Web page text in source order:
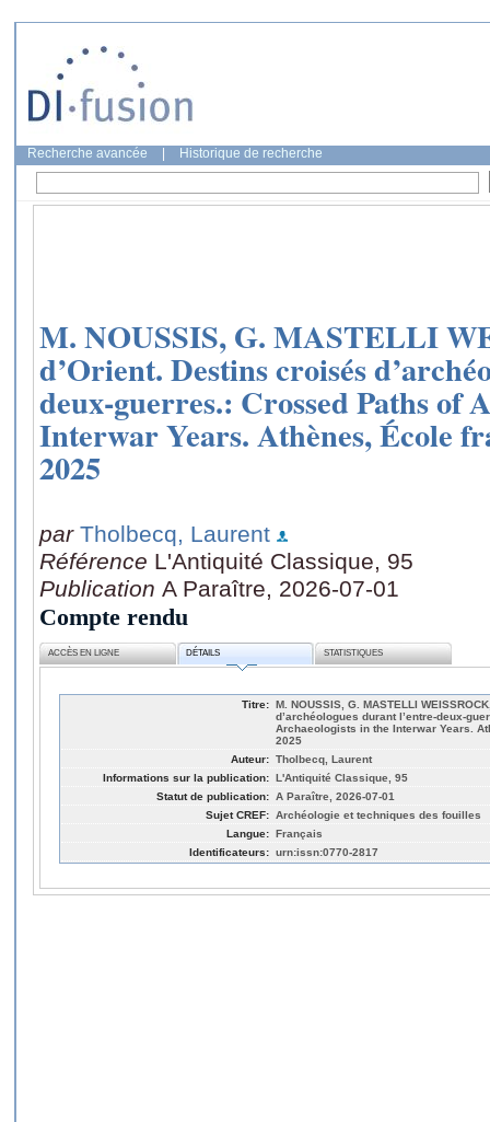
Recherche avancée Historique de recherche
M. NOUSSIS, G. MASTELLI
d’Orient. Destins croisés
deux-guerres.: Crossed Paths of
Interwar Years. Athènes, École
2025
par Tholbecq, Laurent
Référence L'Antiquité Classique, 95
Publication A Paraître, 2026-07-01
Compte rendu
ACCÈS EN LIGNE DÉTAILS STATISTIQUES
Titre: M. NOUSSIS, G. MASTELLI
d’archéologues durant l’entre-deux-
Archaeologists in the Interwar Years.
2025
Auteur: Tholbecq, Laurent
Informations sur la publication: L'Antiquité Classique, 95
Statut de publication: A Paraître, 2026-07-01
Sujet CREF: Archéologie et techniques des fouilles
Langue: Français
Identificateurs: urn:issn:0770-2817